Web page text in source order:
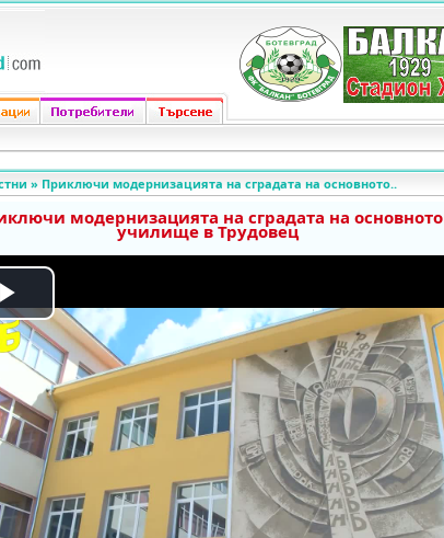
» Приключи модернизацията на сградата на основното..
модернизацията на сградата на основното
училище в Трудовец
Play
Video